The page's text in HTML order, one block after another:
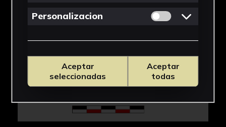
Personalizacion Permitir cookies
Aceptar
seleccionadas
Aceptar
todas